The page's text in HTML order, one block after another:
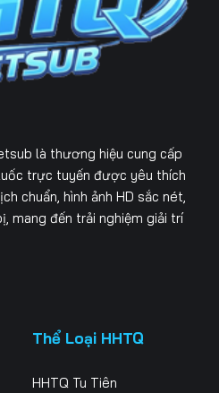
164
là thương hiệu cung cấp
trực tuyến được yêu thích
chuẩn, hình ảnh HD sắc nét,
mang đến trải nghiệm giải trí
Thể Loại HHTQ
HHTQ Tu Tiên